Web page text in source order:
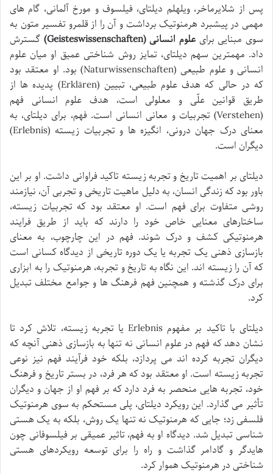
پس از شلایرماخر، ویلهلم دیلتای، فیلسوف و مورخ آلمانی، گام های
مهمی در پیشبرد هرمنوتیک برداشت و آن را از قلمرو تفسیر متون به
سوی مبنایی برایعلوم انسانی (Geisteswissenschaften)
گسترش
داد. مهمترین سهم دیلتای، تمایز روش شناختی عمیق او میان علوم
انسانی و علوم طبیعی (Naturwissenschaften) بود. او معتقد بود
که در حالی که هدف علوم طبیعی، تبیین (Erklären) پدیده ها از
طریق قوانین علّی و معلولی است، هدف علوم انسانی فهم
(Verstehen) تجربیات و معانی انسانی است. فهم، برای دیلتای، به
معنای درک جهان درونی، انگیزه ها و تجربیات زیسته (Erlebnis)
دیگران است.
دیلتای بر اهمیت تاریخ و تجربه زیسته تاکید فراوانی داشت. او بر این
باور بود که زندگی انسان، به دلیل ماهیت تاریخی و تجربی آن، نیازمند
روشی متفاوت برای فهم است. او معتقد بود که تجربیات زیسته،
ساختارهای معنایی خاص خود را دارند که باید از طریق فرایند
هرمنوتیکی کشف و درک شوند. فهم در این چارچوب، به معنای
بازسازی ذهنی یک تجربه یا یک دوره تاریخی از دیدگاه کسانی است
که آن را زیسته اند. این نگاه به تاریخ و تجربه، هرمنوتیک را به ابزاری
برای درک گذشته و همچنین فهم فرهنگ ها و جوامع مختلف تبدیل
کرد.
دیلتای با تاکید بر مفهوم Erlebnis یا تجربه زیسته، تلاش کرد تا
نشان دهد که فهم در علوم انسانی نه تنها به بازسازی ذهنی آنچه که
دیگران تجربه کرده اند می پردازد، بلکه خود فرآیند فهم نیز نوعی
تجربه زیسته است. او معتقد بود که هر فرد، در بستر تاریخ و فرهنگ
خود، تجربه هایی منحصر به فرد دارد که بر فهم او از جهان و دیگران
تأثیر می گذارد. این رویکرد دیلتای، پلی مستحکم به سوی هرمنوتیک
فلسفی زد؛ جایی که هرمنوتیک نه تنها یک روش، بلکه به یک هستی
شناسی تبدیل شد. دیدگاه او به فهم، تاثیر عمیقی بر فیلسوفانی چون
هایدگر و گادامر گذاشت و راه را برای توسعه رویکردهای هستی
شناختی در هرمنوتیک هموار کرد.